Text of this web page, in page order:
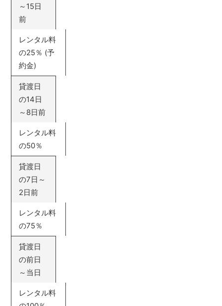
～15日
前
レンタル料
の25％ (予
約金)
貸渡日
の14日
～8日前
レンタル料
の50％
貸渡日
の7日～
2日前
レンタル料
の75％
貸渡日
の前日
～当日
レンタル料